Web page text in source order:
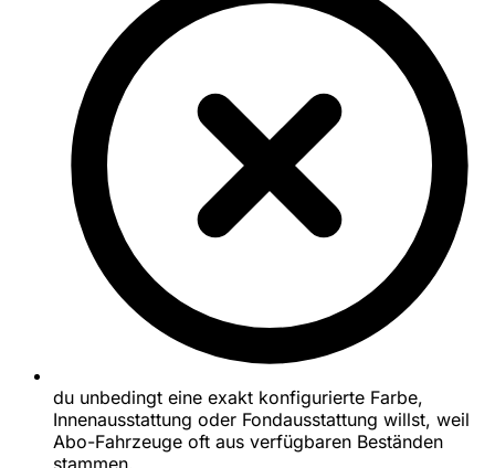
du unbedingt eine exakt konfigurierte Farbe,
Innenausstattung oder Fondausstattung willst, weil
Abo-Fahrzeuge oft aus verfügbaren Beständen